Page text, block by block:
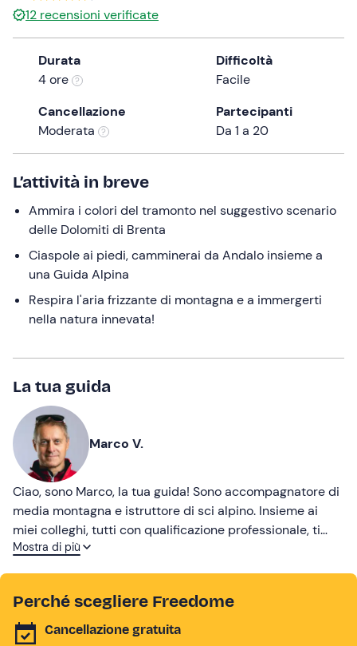
the
question
mark
keyboard
shortcuts
for
changing
dates.
12 recensioni verificate
Durata
4 ore
Difficoltà
Facile
Cancellazione
Moderata
Partecipanti
Da 1 a 20
L’attività in breve
Ammira i colori del tramonto nel suggestivo scenario
delle Dolomiti di Brenta
Ciaspole ai piedi, camminerai da Andalo insieme a
una Guida Alpina
Respira l'aria frizzante di montagna e a immergerti
nella natura innevata!
La tua guida
Marco V.
Ciao, sono Marco, la tua guida! Sono accompagnatore di
media montagna e istruttore di sci alpino. Insieme ai
miei colleghi, tutti con qualificazione professionale, ti
accompagnerò in fantastiche esperienze nella
Mostra di più
Perché scegliere Freedome
Cancellazione gratuita